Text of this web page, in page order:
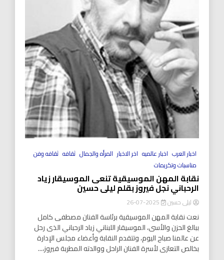
اخبار العرب اخبار عالميه اخر الاخبار المرأه والجمال ثقافه ثقافه وفن
مناسبات وتكريمات
نقابة المهن الموسيقية تنعى الموسيقار زياد
الرحباني نجل فيروز بقلم ليلى حسين
ليلى حسين
نعت نقابة المهن الموسيقية برئاسة الفنان مصطفى كامل
ببالغ الحزن والأسى، الموسيقار اللبناني زياد الرحباني الذى رحل
عن عالمنا صباح اليوم، وتتقدم النقابة وأعضاء مجلس الإدارة
بخالص التعازى لأسرة الفنان الراحل ووالدته المطربة فيروز،...